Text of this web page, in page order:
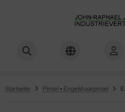
Startseite Pinsel ▪ Engelshaarpinsel